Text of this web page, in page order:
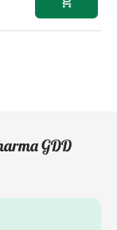
2,49 €